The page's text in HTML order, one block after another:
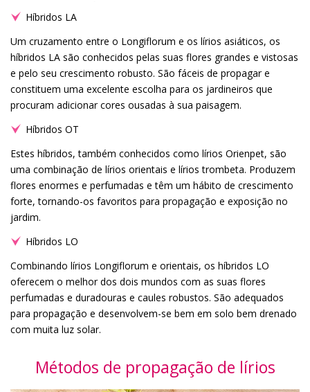
Híbridos LA
Um cruzamento entre o Longiflorum e os lírios asiáticos, os
híbridos LA são conhecidos pelas suas flores grandes e vistosas
e pelo seu crescimento robusto. São fáceis de propagar e
constituem uma excelente escolha para os jardineiros que
procuram adicionar cores ousadas à sua paisagem.
Híbridos OT
Estes híbridos, também conhecidos como lírios Orienpet, são
uma combinação de lírios orientais e lírios trombeta. Produzem
flores enormes e perfumadas e têm um hábito de crescimento
forte, tornando-os favoritos para propagação e exposição no
jardim.
Híbridos LO
Combinando lírios Longiflorum e orientais, os híbridos LO
oferecem o melhor dos dois mundos com as suas flores
perfumadas e duradouras e caules robustos. São adequados
para propagação e desenvolvem-se bem em solo bem drenado
com muita luz solar.
Métodos de propagação de lírios